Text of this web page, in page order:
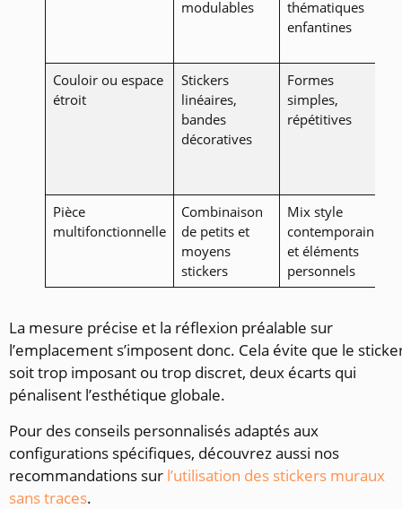
modulables
thématiques
enfantines
Couloir ou espace
étroit
Stickers
linéaires,
bandes
décoratives
Formes
simples,
répétitives
Pièce
multifonctionnelle
Combinaison
de petits et
moyens
stickers
Mix style
contemporain
et éléments
personnels
La mesure précise et la réflexion préalable sur
l’emplacement s’imposent donc. Cela évite que le
soit trop imposant ou trop discret, deux écarts qui
pénalisent l’esthétique globale.
Pour des conseils personnalisés adaptés aux
configurations spécifiques, découvrez aussi nos
recommandations sur l’utilisation des stickers muraux
sans traces.